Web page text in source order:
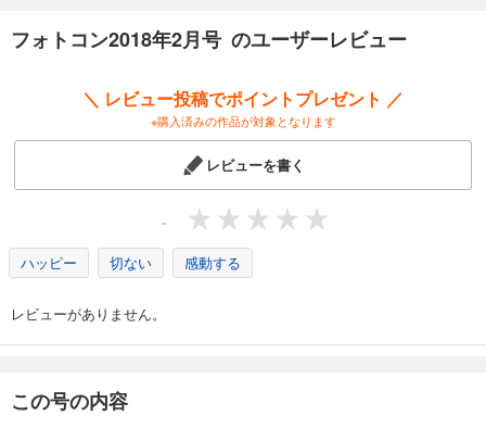
234 ニュースファイル【写真界の話題】 新刊案内／ニューヨーク便り
242 フォトコンG 作家プロフィール／愛読者プレゼント
259 藤村大介写真展「世界のまがとき」大阪展開催中!
243 コンテスト トピックス
244 発表！ 全国写真コンテスト入賞作品
244 第65回ニッコールフォトコンテスト
249 第2回LUMIX AWARD2017
写真熱 PHOTO CONTEST
252 第64回写真道展
254 第51回山形県写真展
260 全国写真コンテストガイド
あらすじを表示する
1,048円 (税込)
あらすじを表示する
フォトコン2025年7月号
1,048円 (税込)
あらすじを表示する
フォトコン2025年6月号
フォトコン2018年2月号 のユーザーレビュー
＼ レビュー投稿でポイントプレゼント ／
※購入済みの作品が対象となります
レビューを書く
-
ハッピー 切ない 感動する
レビューがありません。
この号の内容